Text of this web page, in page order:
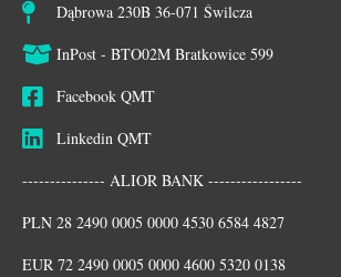
Dąbrowa 230B 36-071 Świlcza
InPost - BTO02M Bratkowice 599
Facebook QMT
Linkedin QMT
--------------- ALIOR BANK -----------------
PLN 28 2490 0005 0000 4530 6584 4827
EUR 72 2490 0005 0000 4600 5320 0138